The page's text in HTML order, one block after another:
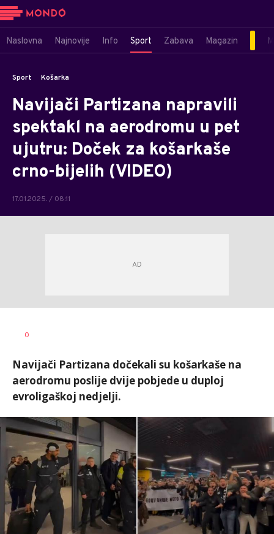
Naslovna Najnovije Info Sport Zabava Magazin
Sport Košarka
Navijači Partizana napravili
spektakl na aerodromu u pet
ujutru: Doček za košarkaše
crno-bijelih (VIDEO)
17.01.2025. / 08:11
AUTOR
0
Navijači Partizana dočekali su košarkaše na
aerodromu poslije dvije pobjede u duploj
evroligaškoj nedjelji.